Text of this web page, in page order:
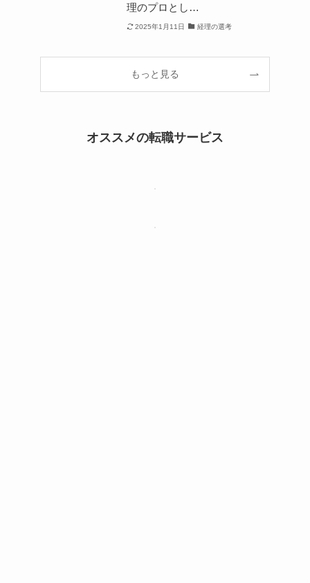
理のプロとし…
2025年1月11日 経理の選考
もっと見る
オススメの転職サービス